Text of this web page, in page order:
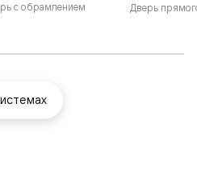
с обрамлением
Дверь